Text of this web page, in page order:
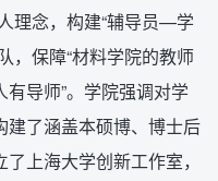
理念，构建“辅导员—学
，保障“材料学院的教师
导师”。学院强调对学
建了涵盖本硕博、博士后
上海大学创新工作室，